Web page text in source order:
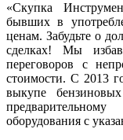
«Скупка
бывших в
ценам. Забудьте о
сделках! Мы
переговоров с
стоимости. С 2013
выкупе
оборудования с